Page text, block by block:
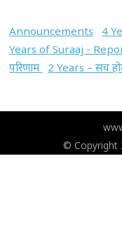
Announcements 4
Years of Suraaj -
परिणाम
2 Years – सच
© Copyright